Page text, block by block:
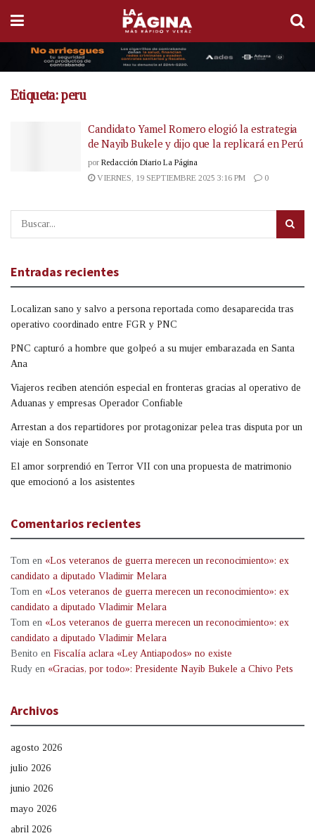
Etiqueta:peru
Candidato Yamel Romero elogió la estrategia
de Nayib Bukele y dijo que la replicará en Perú
por Redacción Diario La Página
VIERNES, 19 SEPTIEMBRE 2025 3:16 PM
0
Entradas recientes
Localizan sano y salvo a persona reportada como desaparecida tras
operativo coordinado entre FGR y PNC
PNC capturó a hombre que golpeó a su mujer embarazada en Santa
Ana
Viajeros reciben atención especial en fronteras gracias al operativo de
Aduanas y empresas Operador Confiable
Arrestan a dos repartidores por protagonizar pelea tras disputa por un
viaje en Sonsonate
El amor sorprendió en Terror VII con una propuesta de matrimonio
que emocionó a los asistentes
Comentarios recientes
Tom en «Los veteranos de guerra merecen un reconocimiento»: ex
candidato a diputado Vladimir Melara
Tom en «Los veteranos de guerra merecen un reconocimiento»: ex
candidato a diputado Vladimir Melara
Tom en «Los veteranos de guerra merecen un reconocimiento»: ex
candidato a diputado Vladimir Melara
Benito en Fiscalía aclara «Ley Antiapodos» no existe
Rudy en «Gracias, por todo»: Presidente Nayib Bukele a Chivo Pets
Archivos
agosto 2026
julio 2026
junio 2026
mayo 2026
abril 2026